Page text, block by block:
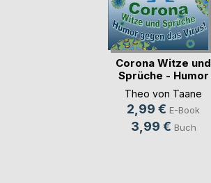
Corona Witze und
Sprüche - Humor
g(...)
Theo von Taane
2,99 € E-Book
3,99 € Buch